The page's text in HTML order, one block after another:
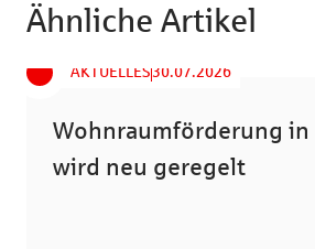
Ähnliche Artikel
AKTUELLES30.07.2026
Wohnraumförderung in
wird neu geregelt